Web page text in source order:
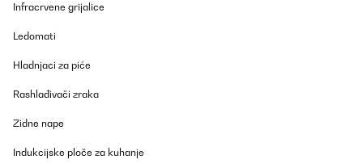
Infracrvene grijalice
Ledomati
Hladnjaci za piće
Rashlađivači zraka
Zidne nape
Indukcijske ploče za kuhanje